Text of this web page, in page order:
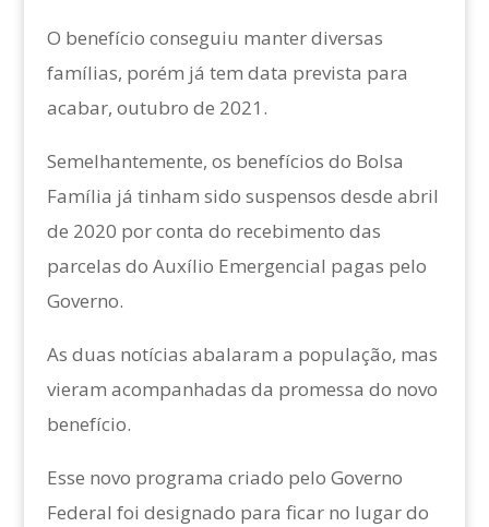
O benefício conseguiu manter diversas
famílias, porém já tem data prevista para
acabar, outubro de 2021.
Semelhantemente, os benefícios do Bolsa
Família já tinham sido suspensos desde abril
de 2020 por conta do recebimento das
parcelas do Auxílio Emergencial pagas pelo
Governo.
As duas notícias abalaram a população, mas
vieram acompanhadas da promessa do novo
benefício.
Esse novo programa criado pelo Governo
Federal foi designado para ficar no lugar do